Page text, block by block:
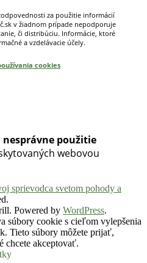
za použitie informácií
v žiadnom prípade nepodporuje
či distribúciu. Informácie, ktoré
a vzdelávacie účely.
cookies
nesprávne použitie
webovou
sprievodca svetom pohody a
Powered by WordPress.
súbory cookie s cieľom vylepšenia
Tieto súbory môžete prijať,
chcete akceptovať.